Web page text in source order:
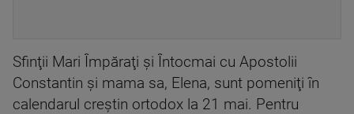
Sfinţii Mari Împăraţi şi Întocmai cu Apostolii
Constantin şi mama sa, Elena, sunt pomeniţi în
calendarul creştin ortodox la 21 mai. Pentru